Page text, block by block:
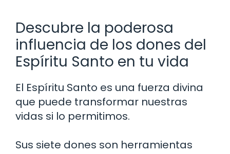
Descubre la poderosa
influencia de los dones del
Espíritu Santo en tu vida
El Espíritu Santo es una fuerza divina
que puede transformar nuestras
vidas si lo permitimos.
Sus siete dones son herramientas